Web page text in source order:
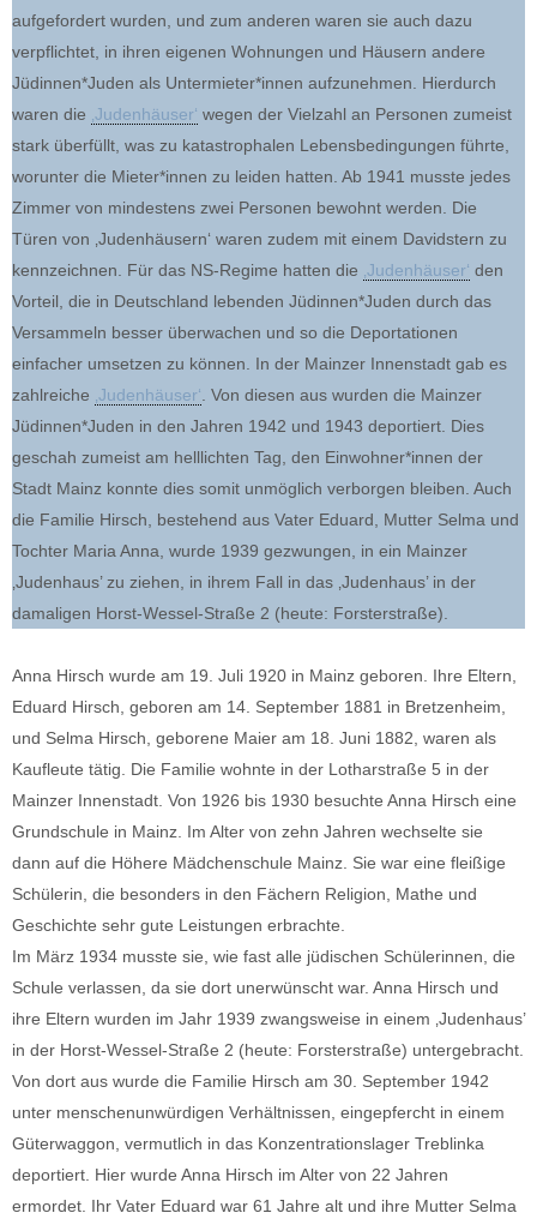
aufgefordert wurden, und zum anderen waren sie auch dazu
verpflichtet, in ihren eigenen Wohnungen und Häusern andere
Jüdinnen*Juden als Untermieter*innen aufzunehmen. Hierdurch
waren die ‚Judenhäuser‘ wegen der Vielzahl an Personen zumeist
stark überfüllt, was zu katastrophalen Lebensbedingungen führte,
worunter die Mieter*innen zu leiden hatten. Ab 1941 musste jedes
Zimmer von mindestens zwei Personen bewohnt werden. Die
Türen von ‚Judenhäusern‘ waren zudem mit einem Davidstern zu
kennzeichnen. Für das NS-Regime hatten die ‚Judenhäuser‘ den
Vorteil, die in Deutschland lebenden Jüdinnen*Juden durch das
Versammeln besser überwachen und so die Deportationen
einfacher umsetzen zu können. In der Mainzer Innenstadt gab es
zahlreiche ‚Judenhäuser‘ . Von diesen aus wurden die Mainzer
Jüdinnen*Juden in den Jahren 1942 und 1943 deportiert. Dies
geschah zumeist am helllichten Tag, den Einwohner*innen der
Stadt Mainz konnte dies somit unmöglich verborgen bleiben. Auch
die Familie Hirsch, bestehend aus Vater Eduard, Mutter Selma und
Tochter Maria Anna, wurde 1939 gezwungen, in ein Mainzer
‚Judenhaus’ zu ziehen, in ihrem Fall in das ‚Judenhaus’ in der
damaligen Horst-Wessel-Straße 2 (heute: Forsterstraße).
Anna Hirsch wurde am 19. Juli 1920 in Mainz geboren. Ihre Eltern,
Eduard Hirsch, geboren am 14. September 1881 in Bretzenheim,
und Selma Hirsch, geborene Maier am 18. Juni 1882, waren als
Kaufleute tätig. Die Familie wohnte in der Lotharstraße 5 in der
Mainzer Innenstadt. Von 1926 bis 1930 besuchte Anna Hirsch eine
Grundschule in Mainz. Im Alter von zehn Jahren wechselte sie
dann auf die Höhere Mädchenschule Mainz. Sie war eine fleißige
Schülerin, die besonders in den Fächern Religion, Mathe und
Geschichte sehr gute Leistungen erbrachte.
Im März 1934 musste sie, wie fast alle jüdischen Schülerinnen, die
Schule verlassen, da sie dort unerwünscht war. Anna Hirsch und
ihre Eltern wurden im Jahr 1939 zwangsweise in einem ‚Judenhaus’
in der Horst-Wessel-Straße 2 (heute: Forsterstraße) untergebracht.
Von dort aus wurde die Familie Hirsch am 30. September 1942
unter menschenunwürdigen Verhältnissen, eingepfercht in einem
Güterwaggon, vermutlich in das Konzentrationslager Treblinka
deportiert. Hier wurde Anna Hirsch im Alter von 22 Jahren
ermordet. Ihr Vater Eduard war 61 Jahre alt und ihre Mutter Selma